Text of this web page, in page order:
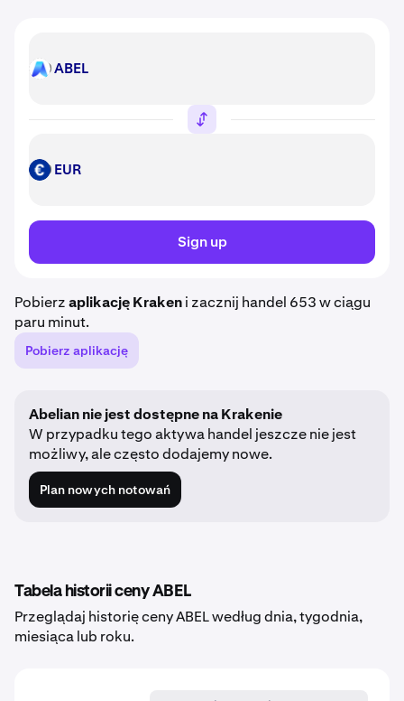
ABEL ABEL
EUR EUR
Sign up
Pobierzaplikację Krakeni zacznij handel 653 w ciągu
paru minut.
Pobierz aplikację
Abelian nie jest dostępne na Krakenie
W przypadku tego aktywa handel jeszcze nie jest
możliwy, ale często dodajemy nowe.
Plan nowych notowań
Tabela historii ceny ABEL
Przeglądaj historię ceny ABEL według dnia, tygodnia,
miesiąca lub roku.